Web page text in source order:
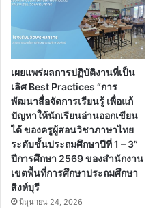
เผยแพร่ผลการปฏิบัติงานที่เป็น
เลิศ Best Practices “การ
พัฒนาสื่อจัดการเรียนรู้ เพื่อแก้
ปัญหาให้นักเรียนอ่านออกเขียน
ได้ ของครูผู้สอนวิชาภาษาไทย
ระดับชั้นประถมศึกษาปีที่ 1 – 3”
ปีการศึกษา 2569 ของสำนักงาน
เขตพื้นที่การศึกษาประถมศึกษา
สิงห์บุรี
มิถุนายน 24, 2026